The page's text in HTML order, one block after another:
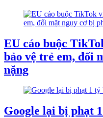
EU cáo buộc
bảo vệ trẻ em, đối
nặng
Google lại bị phạt